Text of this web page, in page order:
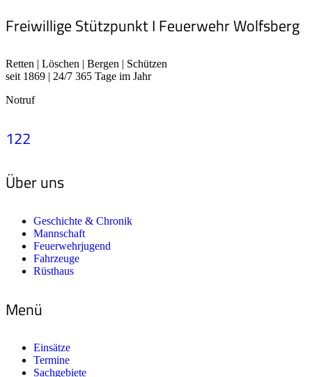
Freiwillige Stützpunkt I Feuerwehr Wolfsberg
Retten | Löschen | Bergen | Schützen
seit 1869 | 24/7 365 Tage im Jahr
Notruf
122
Über uns
Geschichte & Chronik
Mannschaft
Feuerwehrjugend
Fahrzeuge
Rüsthaus
Menü
Einsätze
Termine
Sachgebiete